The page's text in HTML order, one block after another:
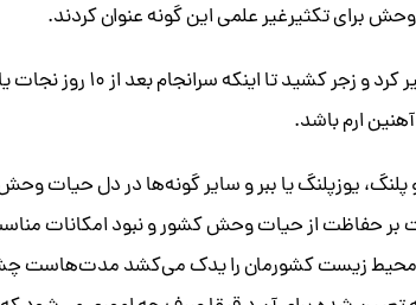
برای تکثیرغیر علمی این گونه عنوان کردند.
۱۰ سال پیش هم پلنگ ایرانی دیگری به نام کیجا ۱۸ روز در یک تله گیر کرد و زجر
ارم باشد.
عضو پلنگ، یوزپلنگ یا ببر و سایر گونه‌ها در دل حیات
حفاظت از حیات وحش کشور و نبود امکانات
از محیط زیست کشورمان را یدک می‌کشد مدت‌هاست